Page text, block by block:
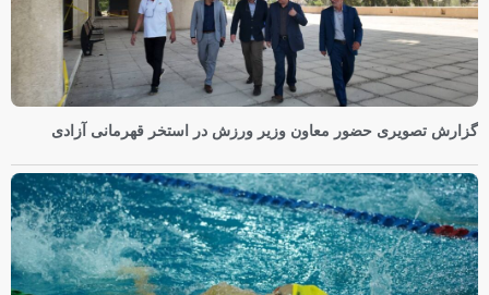
گزارش تصویری حضور معاون وزیر ورزش در استخر قهرمانی آزادی